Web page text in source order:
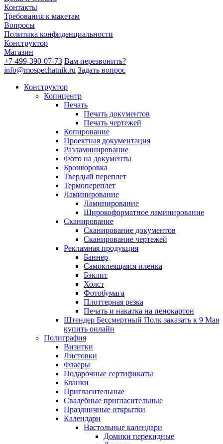
Контакты
Требования к макетам
Вопросы
Политика конфиденциальности
Конструктор
Магазин
+7-499-390-07-73 Вам перезвонить?
info@mospechatnik.ru Задать вопрос
Конструктор
Копицентр
Печать
Печать документов
Печать чертежей
Копирование
Проектная документация
Разламинирование
Фото на документы
Брошюровка
Твердый переплет
Термопереплет
Ламинирование
Ламинирование
Широкоформатное ламинирование
Сканирование
Сканирование документов
Сканирование чертежей
Рекламная продукция
Баннер
Самоклеящаяся пленка
Бэклит
Холст
Фотобумага
Плоттерная резка
Печать и накатка на пенокартон
Штендер Бессмертный Полк заказать к 9 Мая
купить онлайн
Полиграфия
Визитки
Листовки
Флаеры
Подарочные сертификаты
Бланки
Пригласительные
Свадебные пригласительные
Праздничные открытки
Календари
Настольные календари
Домики перекидные